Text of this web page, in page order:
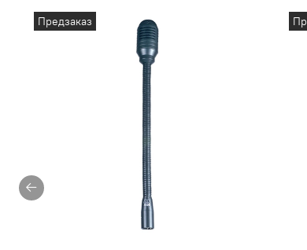
Предзаказ